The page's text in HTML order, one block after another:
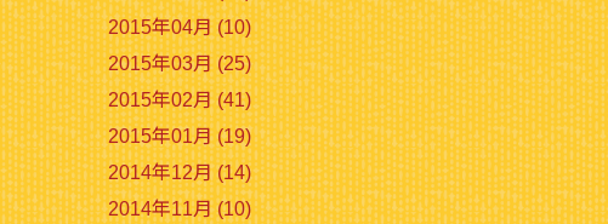
2015年04月 (10)
2015年03月 (25)
2015年02月 (41)
2015年01月 (19)
2014年12月 (14)
2014年11月 (10)